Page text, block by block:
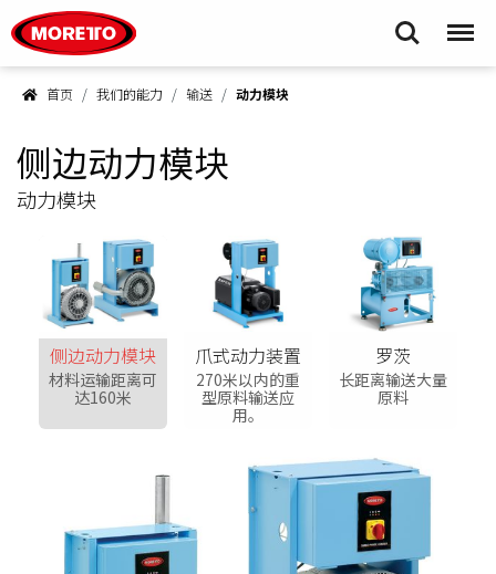
Search Menu
首页 我们的能力 输送 动力模块
侧边动力模块
动力模块
侧边动力模块
材料运输距离可
达160米
爪式动力装置
270米以内的重
型原料输送应
用。
罗茨
长距离输送大量
原料